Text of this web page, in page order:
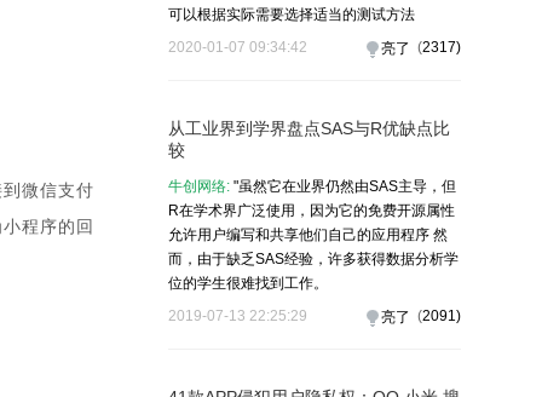
微信支付
程序的回
可以根据实际需要选择适当的测试方法
2020-01-07 09:34:42
)
2317
(
亮了
从工业界到学界盘点SAS与R优缺点比
较
牛创网络: "虽然它在业界仍然由SAS主导，但
R在学术界广泛使用，因为它的免费开源属性
允许用户编写和共享他们自己的应用程序 然
而，由于缺乏SAS经验，许多获得数据分析学
位的学生很难找到工作。
2019-07-13 22:25:29
)
2091
(
亮了